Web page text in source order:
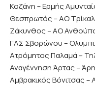
Κοζάνη – Ερμής
Θεσπρωτός – ΑΟ
Ζάκυνθος – ΑΟ
ΓΑΣ Σβορώνου –
Ατρόμητος Παλαμά –
Αναγέννηση Άρτας –
Αμβρακικός Βόνιτσας –